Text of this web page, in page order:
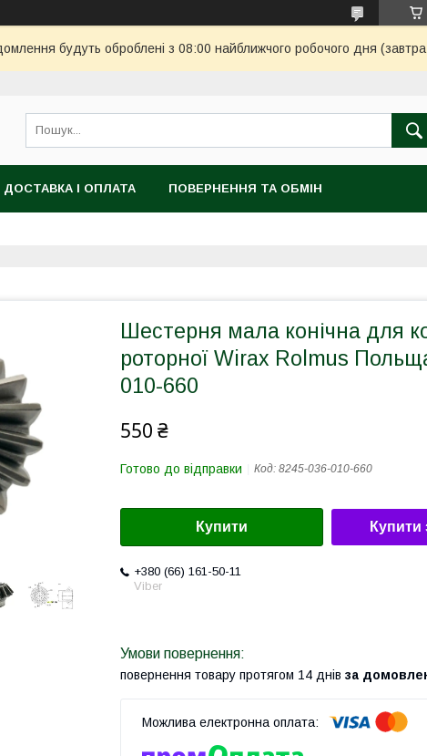
будуть оброблені з 08:00 найближчого робочого дня
ДОСТАВКА І ОПЛАТА ПОВЕРНЕННЯ ТА ОБМІН
Шестерня мала конічна для
роторної Wirax Rolmus
010-660
550 ₴
Готово до відправки Код: 8245-036-010-660
Купити Купити
+380 (66) 161-50-11
Viber
повернення товару протягом 14 днів за